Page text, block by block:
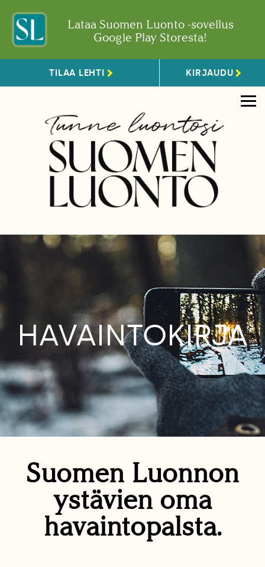
Lataa Suomen Luonto -sovellus
Google Play Storesta!
TILAA LEHTI KIRJAUDU
HAVAINTOKIRJA
Suomen Luonnon
ystävien oma
havaintopalsta.